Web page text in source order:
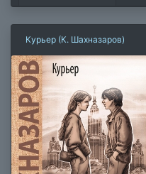
Курьер (К. Шахназаров)